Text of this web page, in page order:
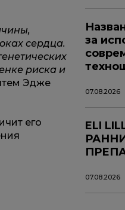
сердца.
риска и
Эдже
его
за
07.08.2026
ELI
07.08.2026